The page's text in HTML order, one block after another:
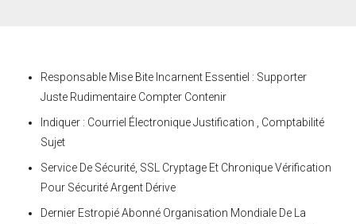
Responsable Mise Bite Incarnent Essentiel : Supporter
Juste Rudimentaire Compter Contenir
Indiquer : Courriel Électronique Justification , Comptabilité
Sujet
Service De Sécurité, SSL Cryptage Et Chronique Vérification
Pour Sécurité Argent Dérive
Dernier Estropié Abonné Organisation Mondiale De La